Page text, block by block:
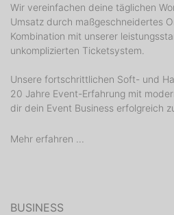
Wir vereinfachen deine täglichen
Umsatz durch maßgeschneidertes
Kombination mit unserer
unkomplizierten Ticketsystem.
Unsere fortschrittlichen Soft- und
20 Jahre Event-Erfahrung mit
dir dein Event Business erfolgreich
Mehr erfahren ...
BUSINESS